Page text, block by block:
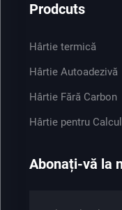
Prodcuts
Hârtie termică
Hârtie Autoadezivă
Hârtie Fără Carbon
Hârtie pentru
Abonați-vă la